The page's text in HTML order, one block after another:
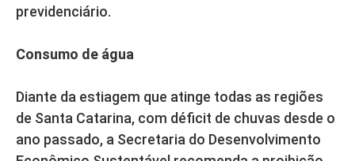
previdenciário.
Consumo de água
Diante da estiagem que atinge todas as regiões
de Santa Catarina, com déficit de chuvas desde o
ano passado, a Secretaria do Desenvolvimento